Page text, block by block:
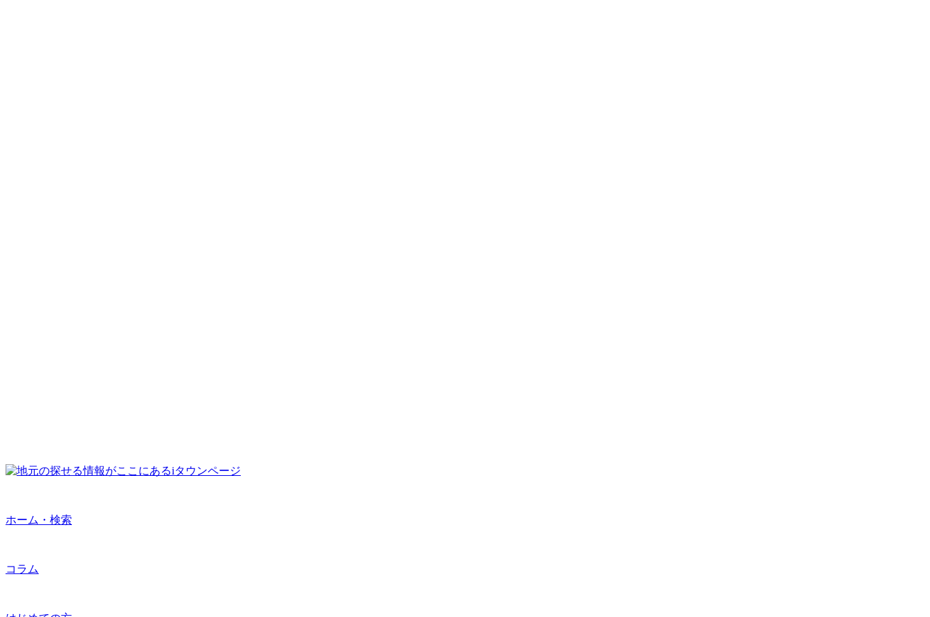
ホーム・検索
コラム